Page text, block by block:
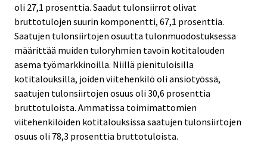
oli 27,1 prosenttia. Saadut tulonsiirrot olivat
bruttotulojen suurin komponentti, 67,1 prosenttia.
Saatujen tulonsiirtojen osuutta tulonmuodostuksessa
määrittää muiden tuloryhmien tavoin kotitalouden
asema työmarkkinoilla. Niillä pienituloisilla
kotitalouksilla, joiden viitehenkilö oli ansiotyössä,
saatujen tulonsiirtojen osuus oli 30,6 prosenttia
bruttotuloista. Ammatissa toimimattomien
viitehenkilöiden kotitalouksissa saatujen tulonsiirtojen
osuus oli 78,3 prosenttia bruttotuloista.